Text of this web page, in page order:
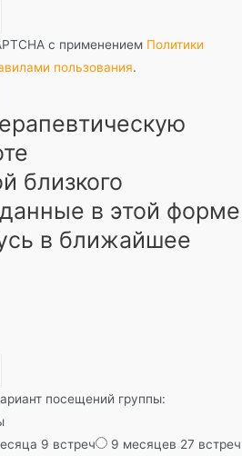
с применением Политики
пользования.
близкого
в этой форме
в ближайшее
посещений группы:
9 встреч 9 месяцев 27 встреч